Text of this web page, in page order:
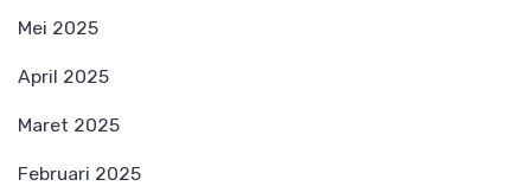
Mei 2025
April 2025
Maret 2025
Februari 2025